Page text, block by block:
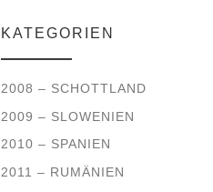
KATEGORIEN
2008 – SCHOTTLAND
2009 – SLOWENIEN
2010 – SPANIEN
2011 – RUMÄNIEN